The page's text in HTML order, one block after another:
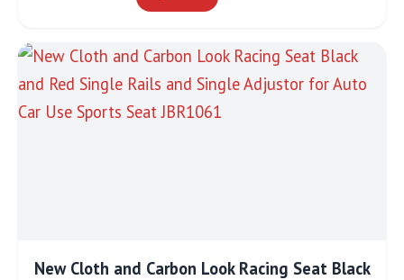
New Cloth and Carbon Look Racing Seat Black